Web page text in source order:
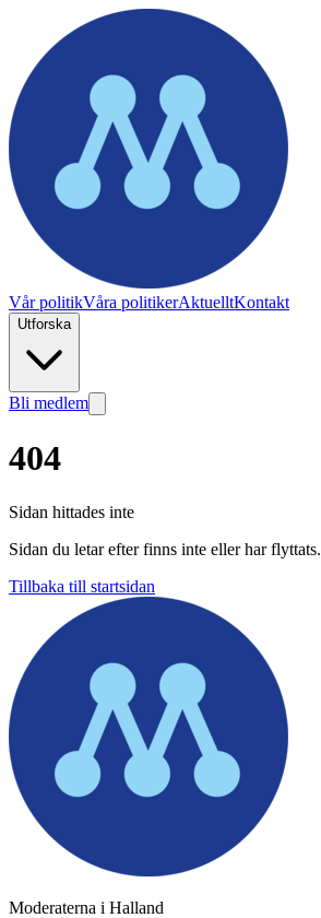
Vår politikVåra politikerAktuelltKontakt
Utforska
Bli medlem
404
Sidan hittades inte
Sidan du letar efter finns inte eller har flyttats.
Tillbaka till startsidan
Moderaterna i Halland